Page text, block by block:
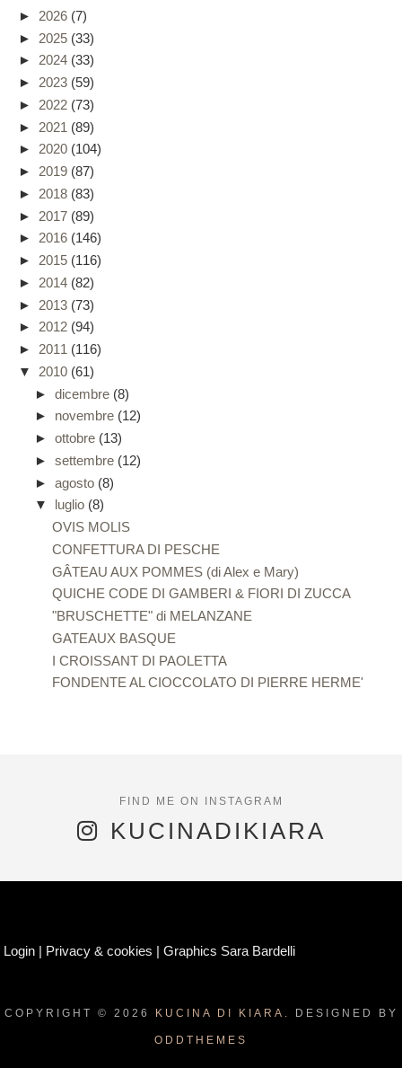
► 2026 (7)
► 2025 (33)
► 2024 (33)
► 2023 (59)
► 2022 (73)
► 2021 (89)
► 2020 (104)
► 2019 (87)
► 2018 (83)
► 2017 (89)
► 2016 (146)
► 2015 (116)
► 2014 (82)
► 2013 (73)
► 2012 (94)
► 2011 (116)
▼ 2010 (61)
► dicembre (8)
► novembre (12)
► ottobre (13)
► settembre (12)
► agosto (8)
▼
luglio (8)
OVIS MOLIS
CONFETTURA DI PESCHE
GÂTEAU AUX POMMES (di Alex e Mary)
QUICHE CODE DI GAMBERI & FIORI DI ZUCCA
"BRUSCHETTE" di MELANZANE
GATEAUX BASQUE
I CROISSANT DI PAOLETTA
FONDENTE AL CIOCCOLATO DI PIERRE HERME'
KUCINADIKIARA
Login | Privacy & cookies |Graphics Sara Bardelli
COPYRIGHT © 2026 KUCINA DI KIARA. DESIGNED BY
ODDTHEMES